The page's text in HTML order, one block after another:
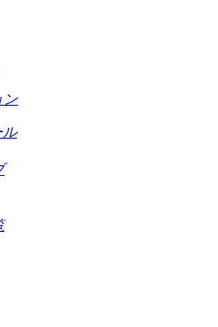
ン
ル